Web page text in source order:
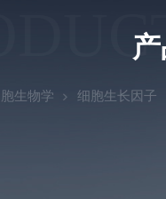
生物学 细胞生长因子